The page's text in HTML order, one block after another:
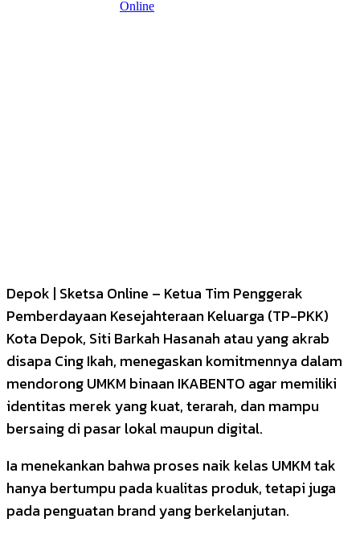
Depok | Sketsa Online – Ketua Tim Penggerak
Pemberdayaan Kesejahteraan Keluarga (TP-PKK)
Kota Depok, Siti Barkah Hasanah atau yang akrab
disapa Cing Ikah, menegaskan komitmennya dalam
mendorong UMKM binaan IKABENTO agar memiliki
identitas merek yang kuat, terarah, dan mampu
bersaing di pasar lokal maupun digital.
Ia menekankan bahwa proses naik kelas UMKM tak
hanya bertumpu pada kualitas produk, tetapi juga
pada penguatan brand yang berkelanjutan.